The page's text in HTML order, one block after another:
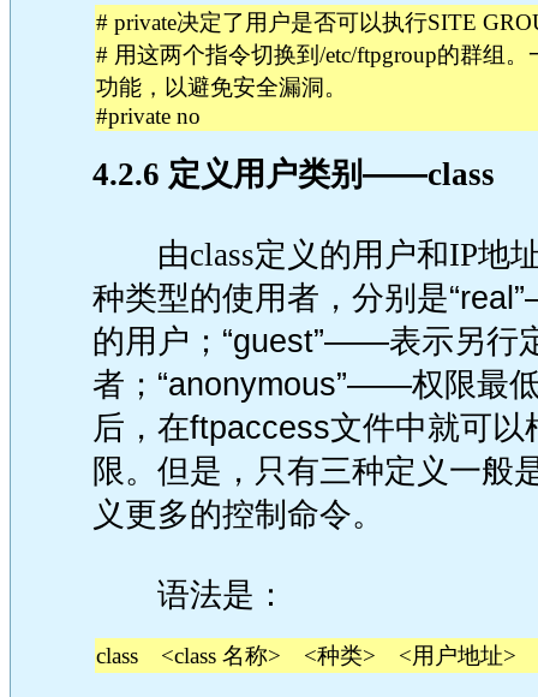
# private决定了用户是否可以执行SITE
# 用这两个指令切换到/etc/ftpgroup的群组
功能，以避免安全漏洞。
#private no
4.2.6 定义用户类别——class
由class定义的用户和IP地
种类型的使用者，分别是
的用户；“guest”——表示另行
者；“anonymous”——权限最
后，在ftpaccess文件中就可
限。但是，只有三种定义一般
义更多的控制命令。
语法是：
class <class 名称> <种类> <用户地址